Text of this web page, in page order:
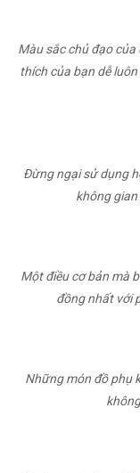
Màu sắc chủ đạo
thích của bạn dễ
Đừng ngại sử dụng
không
Một điều cơ bản mà
đồng nhất với
Những món đồ phụ